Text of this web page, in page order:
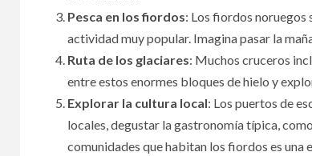
Pesca en los fiordos: Los fiordos noruegos
actividad muy popular. Imagina pasar la
Ruta de los glaciares: Muchos cruceros
entre estos enormes bloques de hielo y
Explorar la cultura local: Los puertos de
locales, degustar la gastronomía típica,
comunidades que habitan los fiordos es una